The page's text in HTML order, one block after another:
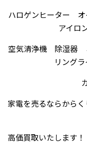
ハロゲンヒーター
アイ
空気清浄機 除湿器
リング
家電を売るならから
高価買取いたします